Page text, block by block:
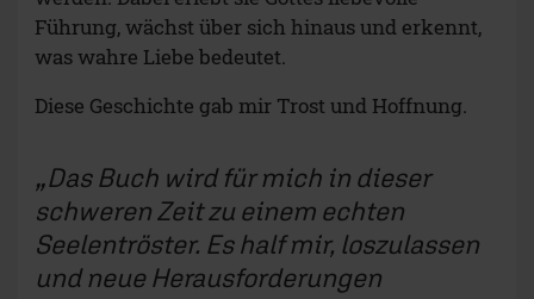
Führung, wächst über sich hinaus und erkennt,
was wahre Liebe bedeutet.
Diese Geschichte gab mir Trost und Hoffnung.
Das Buch wird für mich in dieser
schweren Zeit zu einem echten
Seelentröster. Es half mir, loszulassen
und neue Herausforderungen